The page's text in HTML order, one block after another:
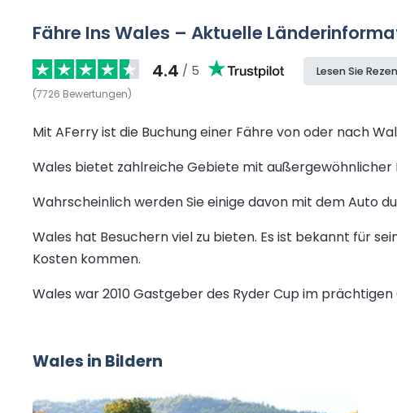
Fähre Ins Wales – Aktuelle
4.4 / 5
(7726 Bewertungen)
Lesen Sie
Mit AFerry ist die Buchung einer Fähre von oder nach
Wales bietet zahlreiche Gebiete mit außergewöhnlicher
Wahrscheinlich werden Sie einige davon mit dem Auto
Wales hat Besuchern viel zu bieten. Es ist bekannt für
Kosten kommen.
Wales war 2010 Gastgeber des Ryder Cup im
Wales in Bildern